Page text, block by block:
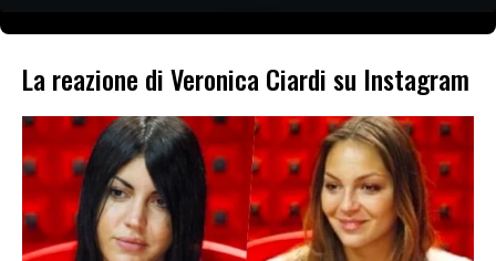
La reazione di Veronica Ciardi su Instagram